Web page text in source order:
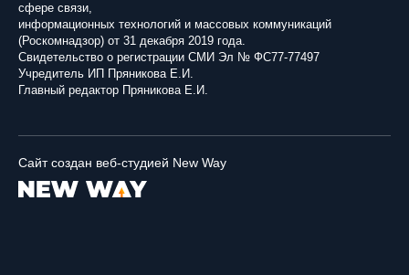
сфере связи,
информационных технологий и массовых коммуникаций
(Роскомнадзор) от 31 декабря 2019 года.
Свидетельство о регистрации СМИ Эл № ФС77-77497
Учредитель ИП Пряникова Е.И.
Главный редактор Пряникова Е.И.
Сайт создан веб-студией New Way